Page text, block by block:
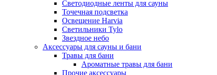
Светодиодные ленты для сауны
Точечная подсветка
Освещение Harvia
Светильники Tylo
Звездное небо
Аксессуары для сауны и бани
Травы для бани
Ароматные травы для бани
Прочие аксессуары